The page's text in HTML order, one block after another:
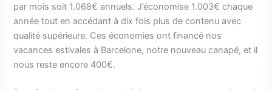
par mois soit 1.068€ annuels. J’économise 1.003€ chaque
année tout en accédant à dix fois plus de contenu avec
qualité supérieure. Ces économies ont financé nos
vacances estivales à Barcelone, notre nouveau canapé, et il
nous reste encore 400€.